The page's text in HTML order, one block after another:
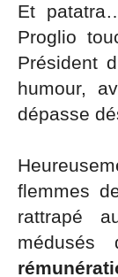
Et
Proglio
Président
humour,
dépasse
flemmes
rattrapé